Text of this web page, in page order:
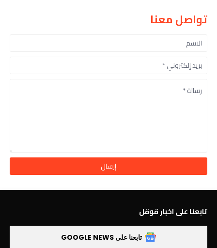
تواصل معنا
تابعنا على اخبار قوقل
تابعنا على GOOGLE NEWS